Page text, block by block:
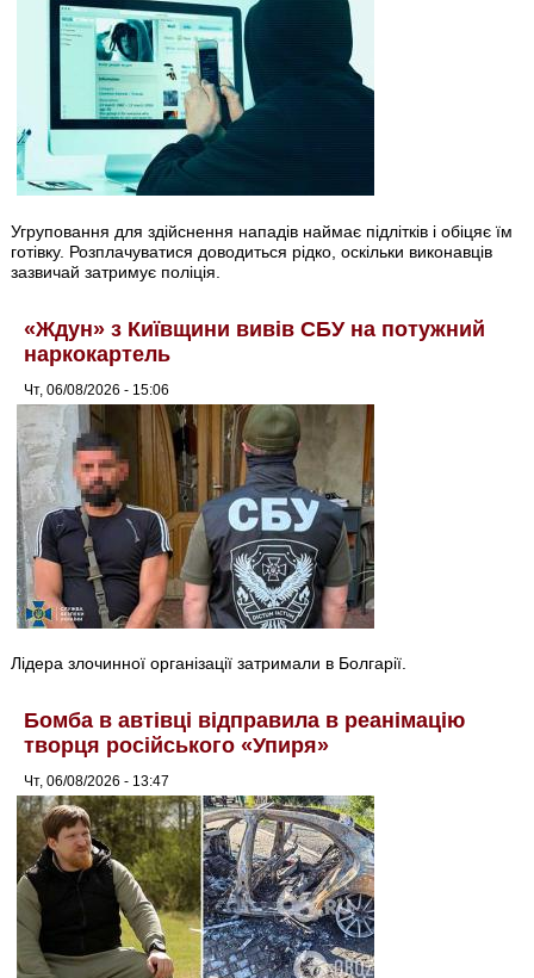
Угруповання для здійснення нападів наймає підлітків і обіцяє їм
готівку. Розплачуватися доводиться рідко, оскільки виконавців
зазвичай затримує поліція.
«Ждун» з Київщини вивів СБУ на потужний
наркокартель
Чт, 06/08/2026 - 15:06
Лідера злочинної організації затримали в Болгарії.
Бомба в автівці відправила в реанімацію
творця російського «Упиря»
Чт, 06/08/2026 - 13:47